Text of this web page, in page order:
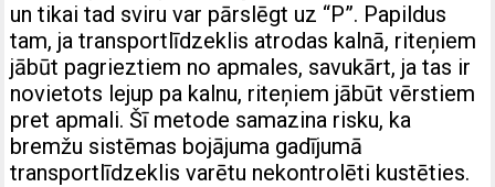
un tikai tad sviru var pārslēgt uz “P”. Papildus
tam, ja transportlīdzeklis atrodas kalnā, riteņiem
jābūt pagrieztiem no apmales, savukārt, ja tas ir
novietots lejup pa kalnu, riteņiem jābūt vērstiem
pret apmali. Šī metode samazina risku, ka
bremžu sistēmas bojājuma gadījumā
transportlīdzeklis varētu nekontrolēti kustēties.